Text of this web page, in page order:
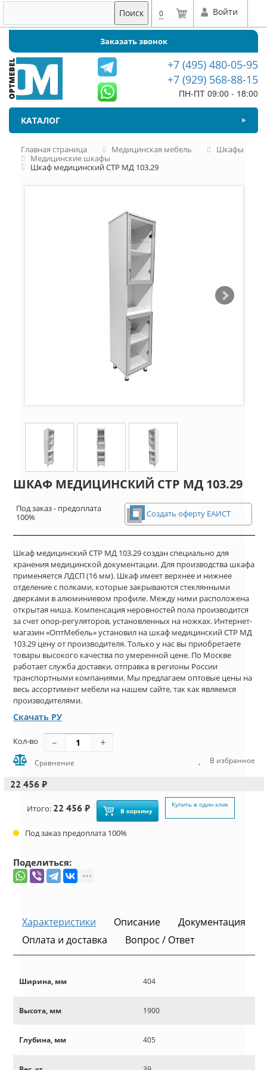
Поиск 0 Войти
Заказать звонок
+7 (495) 480-05-95
+7 (929) 568-88-15
ПН-ПТ 09:00 - 18:00
КАТАЛОГ
Главная страница Медицинская мебель
Шкафы
Медицинские шкафы
Шкаф медицинский СТР МД 103.29
ШКАФ МЕДИЦИНСКИЙ СТР МД 103.29
Под заказ - предоплата
100%
Создать оферту ЕАИСТ
Шкаф медицинский СТР МД 103.29 создан специально для
хранения медицинской документации. Для производства шкафа
применяется ЛДСП (16 мм). Шкаф имеет верхнее и нижнее
отделение с полками, которые закрываются стеклянными
дверками в алюминиевом профиле. Между ними расположена
открытая ниша. Компенсация неровностей пола производится
за счет опор-регуляторов, установленных на ножках. Интернет-
магазин «ОптМебель» установил на шкаф медицинский СТР МД
103.29 цену от производителя. Только у нас вы приобретаете
товары высокого качества по умеренной цене. По Москве
работает служба доставки, отправка в регионы России
транспортными компаниями. Мы предлагаем оптовые цены на
весь ассортимент мебели на нашем сайте, так как являемся
производителями.
Скачать РУ
Кол-во
Сравнение В избранное
22 456 ₽
Итого: 22 456 ₽ В корзину
Купить в один клик
Под заказ предоплата 100%
Поделиться:
Характеристики Описание
Документация
Оплата и доставка
Вопрос / Ответ
Ширина, мм 404
Высота, мм 1900
Глубина, мм 405